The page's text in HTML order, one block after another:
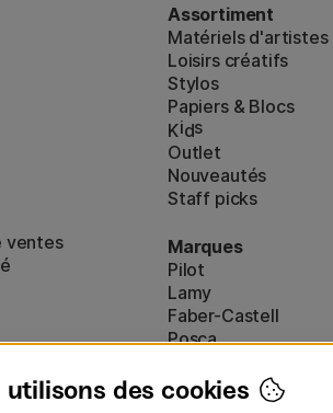
ventes
Assortiment
Matériels d'artistes
Loisirs créatifs
Stylos
Papiers & Blocs
Kids
Outlet
Nouveautés
Staff picks
Marques
Pilot
Lamy
Faber-Castell
Posca
Afficher toutes (160)
utilisons des cookies